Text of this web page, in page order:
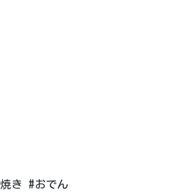
き #おでん